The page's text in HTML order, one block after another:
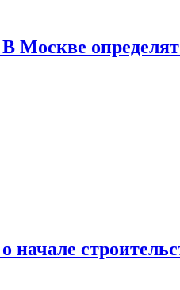
Москве
начале